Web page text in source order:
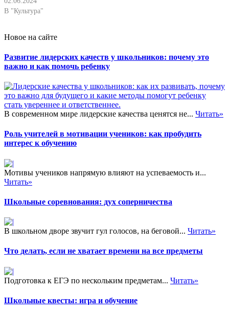
В "Культура"
Новое на сайте
Развитие лидерских качеств у школьников: почему это
важно и как помочь ребенку
В современном мире лидерские качества ценятся не... Читать»
Роль учителей в мотивации учеников: как пробудить
интерес к обучению
Мотивы учеников напрямую влияют на успеваемость и...
Читать»
Школьные соревнования: дух соперничества
В школьном дворе звучит гул голосов, на беговой... Читать»
Что делать, если не хватает времени на все предметы
Подготовка к ЕГЭ по нескольким предметам... Читать»
Школьные квесты: игра и обучение